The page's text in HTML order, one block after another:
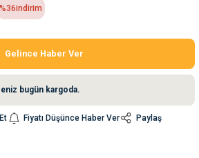
%36indirim
Gelince Haber Ver
bugün kargoda.
Fiyatı Düşünce Haber Ver
Paylaş